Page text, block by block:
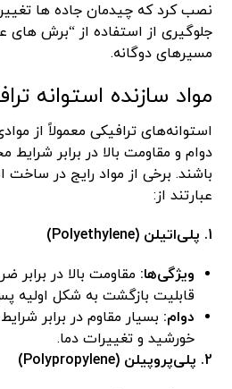
نصب کرد که چیدمان جاده ها
جلوگیری از استفاده از “برش های
مسیرهای دوگانه.
مواد سازنده استوانه
استوانه‌های ترافیکی معمولاً از
دوام و مقاومت بالا در برابر
باشند. برخی از مواد رایج در ساخت
عبارتند از:
1. پلی‌اتیلن (Polyethylene)
ویژگی‌ها: مقاومت بالا در برابر
قابلیت بازگشت به شکل اولیه
دوام: بسیار مقاوم در برابر
خورشید و تغییرات دما.
2. پلی‌پروپیلن (Polypropylene)